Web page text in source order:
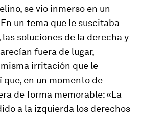
se vio inmerso en un
un tema que le suscitaba
soluciones de la derecha y
fuera de lugar,
irritación que le
que, en un momento de
de forma memorable: «La
a la izquierda los derechos